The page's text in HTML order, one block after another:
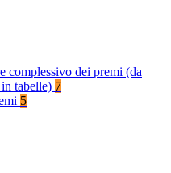
complessivo dei premi (da
tabelle) 7
5